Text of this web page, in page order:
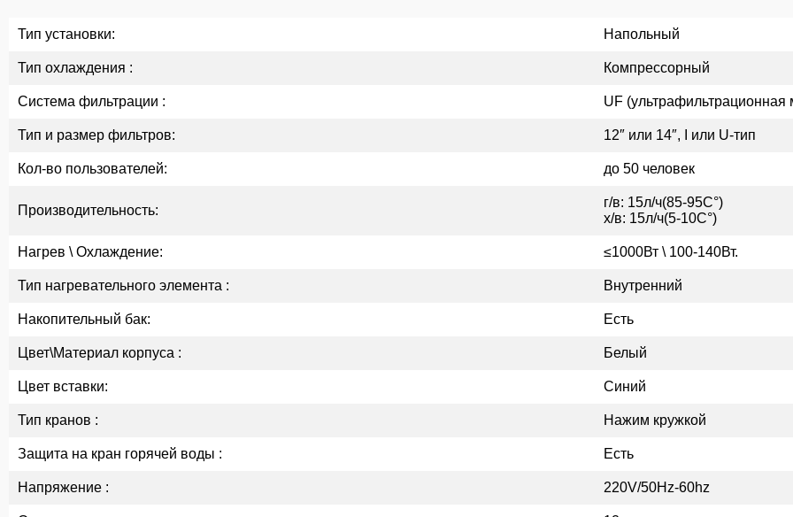
Тип установки: Напольный
Тип охлаждения : Компрессорный
Система фильтрации : UF
Тип и размер фильтров: 12″ или 14″, I или U-тип
Кол-во пользователей: до 50 человек
Производительность:
г/в: 15л/ч(85-95C°)
х/в: 15л/ч(5-10C°)
Нагрев \ Охлаждение: ≤1000Вт \ 100-140Вт.
Тип нагревательного элемента : Внутренний
Накопительный бак: Есть
Цвет\Материал корпуса : Белый
Цвет вставки: Синий
Тип кранов : Нажим кружкой
Защита на кран горячей воды : Есть
Напряжение : 220V/50Hz-60hz